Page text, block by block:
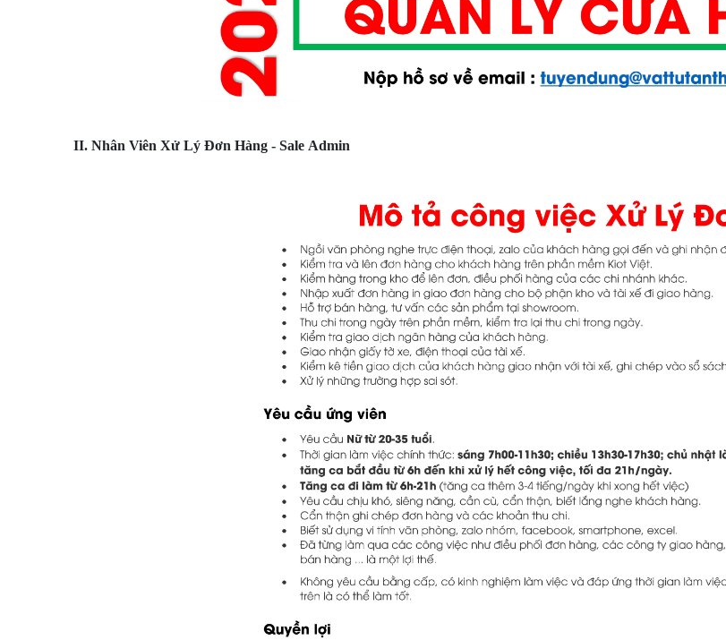
II. Nhân Viên Xử Lý Đơn Hàng - Sale Admin